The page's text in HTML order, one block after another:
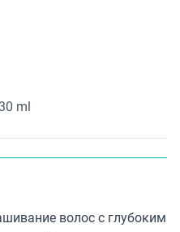
ml
волос с глубоким